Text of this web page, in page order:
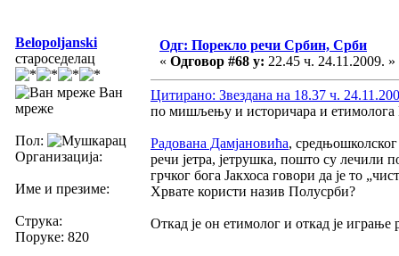
Belopoljanski
староседелац
Ван
мреже
Пол:
Организација:
Име и презиме:
Струка:
Поруке: 820
Одг: Порекло речи Србин, Срби
« Одговор #68 у: 22.45 ч. 24.11.2009. »
Цитирано: Звездана на 18.37 ч.
по мишљењу и историчара и етимолога
Радована Дамјановића,
речи јетра, јетрушка, пошто су лечили
грчког бога Јакхоса говори да је то
Хрвате користи назив Полусрби?
Откад је он етимолог и откад је